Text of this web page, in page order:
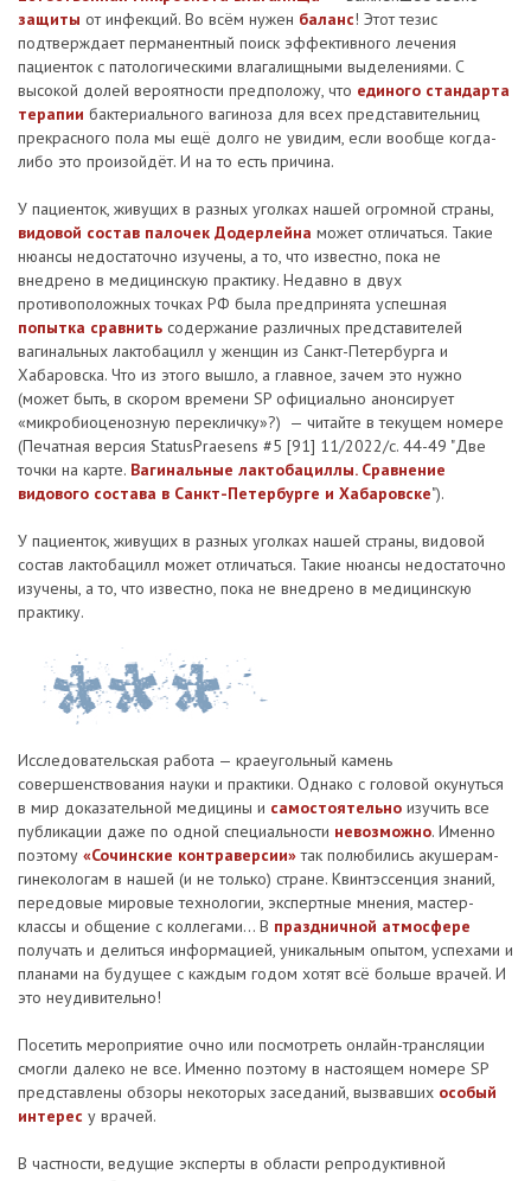
защиты от инфекций. Во всём нужен баланс! Этот тезис
подтверждает перманентный поиск эффективного лечения
пациенток с патологическими влагалищными выделениями. С
высокой долей вероятности предположу, что единого стандарта
терапии бактериального вагиноза для всех представительниц
прекрасного пола мы ещё долго не увидим, если вообще когда-
либо это произойдёт. И на то есть причина.
У пациенток, живущих в разных уголках нашей огромной страны,
видовой состав палочек Додерлейна может отличаться. Такие
нюансы недостаточно изучены, а то, что известно, пока не
внедрено в медицинскую практику. Недавно в двух
противоположных точках РФ была предпринята успешная
попытка сравнить содержание различных представителей
вагинальных лактобацилл у женщин из Санкт-Петербурга и
Хабаровска. Что из этого вышло, а главное, зачем это нужно
(может быть, в скором времени SP официально анонсирует
«микробиоценозную перекличку»?) — читайте в текущем номере
(Печатная версия StatusPraesens #5 [91] 11/2022/с. 44-49 "Две
точки на карте. Вагинальные лактобациллы. Сравнение
видового состава в Санкт-Петербурге и Хабаровске").
У пациенток, живущих в разных уголках нашей страны, видовой
состав лактобацилл может отличаться. Такие нюансы недостаточно
изучены, а то, что известно, пока не внедрено в медицинскую
практику.
Исследовательская работа — краеугольный камень
совершенствования науки и практики. Однако с головой окунуться
в мир доказательной медицины и самостоятельно изучить все
публикации даже по одной специальности невозможно. Именно
поэтому «Сочинские контраверсии»так полюбились акушерам-
гинекологам в нашей (и не только) стране. Квинтэссенция знаний,
передовые мировые технологии, экспертные мнения, мастер-
классы и общение с коллегами... В праздничной атмосфере
получать и делиться информацией, уникальным опытом, успехами и
планами на будущее с каждым годом хотят всё больше врачей. И
это неудивительно!
Посетить мероприятие очно или посмотреть онлайн-трансляции
смогли далеко не все. Именно поэтому в настоящем номере SP
представлены обзоры некоторых заседаний, вызвавших особый
интерес у врачей.
В частности, ведущие эксперты в области репродуктивной